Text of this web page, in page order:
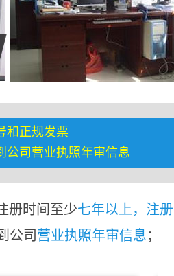
和正规发票
公司营业执照年审信息
册时间至少七年以上，注册
公司 营业执照年审信息；